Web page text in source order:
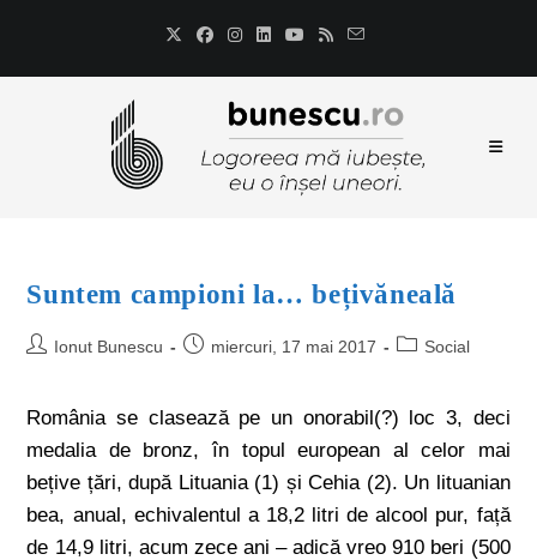
Suntem campioni la… bețivăneală
Ionut Bunescu miercuri, 17 mai 2017 Social
România se clasează pe un onorabil(?) loc 3, deci
medalia de bronz, în topul european al celor mai
bețive țări, după Lituania (1) și Cehia (2). Un lituanian
bea, anual, echivalentul a 18,2 litri de alcool pur, față
de 14,9 litri, acum zece ani – adică vreo 910 beri (500